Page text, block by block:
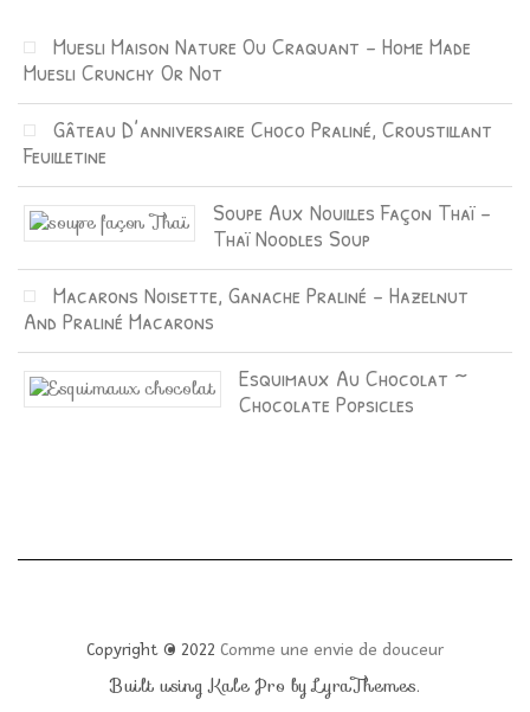
Muesli Maison Nature Ou Craquant – Home Made
Muesli Crunchy Or Not
Gâteau D’anniversaire Choco Praliné, Croustillant
Feuilletine
Soupe Aux Nouilles Façon Thaï –
Thaï Noodles Soup
Macarons Noisette, Ganache Praliné – Hazelnut
And Praliné Macarons
Esquimaux Au Chocolat ~
Chocolate Popsicles
Copyright © 2022 Comme une envie de douceur
Built usingKale Pro byLyraThemes.